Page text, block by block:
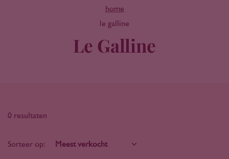
home
le galline
Le Galline
0 resultaten
Sorteer op: